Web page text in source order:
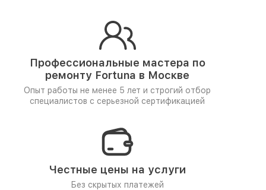
Профессиональные мастера по
ремонту Fortuna в Москве
Опыт работы не менее 5 лет и строгий отбор
специалистов с серьезной сертификацией
Честные цены на услуги
Без скрытых платежей